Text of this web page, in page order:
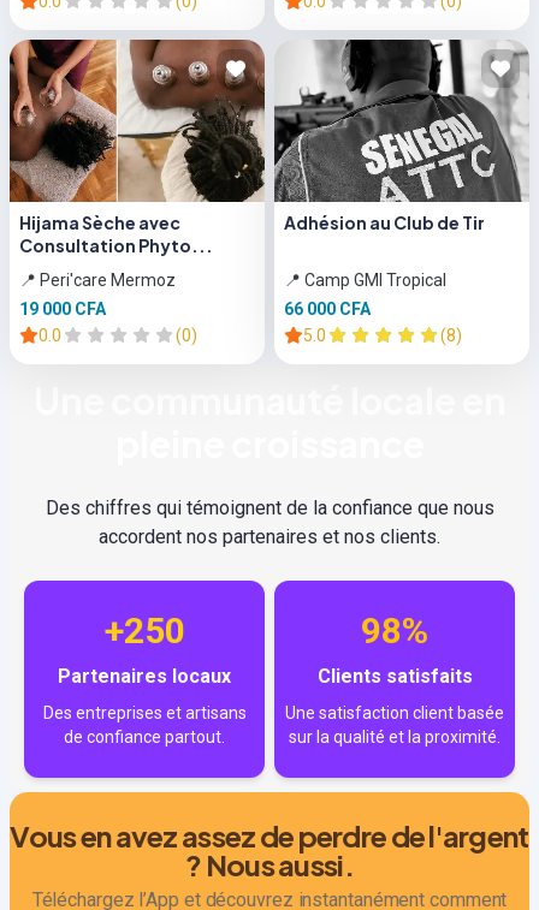
Hijama Sèche avec
Consultation Phyto...
📍 Peri'care Mermoz
19 000 CFA
0.0
(0)
Adhésion au Club de Tir
📍 Camp GMI Tropical
66 000 CFA
5.0
(8)
Des chiffres qui témoignent de la confiance que nous
accordent nos partenaires et nos clients.
+250
Partenaires locaux
Des entreprises et artisans
de confiance partout.
98%
Clients satisfaits
Une satisfaction client basée
sur la qualité et la proximité.
Vous en avez assez de perdre de l'argent
? Nous aussi.
Téléchargez l’App et découvrez instantanément comment